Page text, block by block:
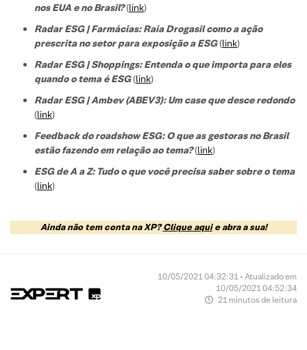
nos EUA e no Brasil?(link)
Radar ESG | Farmácias: Raia Drogasil como a ação
prescrita no setor para exposição a ESG(link)
Radar ESG | Shoppings: Entenda o que importa para eles
quando o tema é ESG(link)
Radar ESG | Ambev (ABEV3): Um case que desce redondo
(link)
Feedback do roadshow ESG: O que as gestoras no Brasil
estão fazendo em relação ao tema?(link)
ESG de A a Z: Tudo o que você precisa saber sobre o tema
(link)
Ainda não tem conta na XP?Clique aquie abra a sua!
10/05/2021 04:32:31 • Atualizado em
10/05/2021 04:52:34
21 minutos de leitura